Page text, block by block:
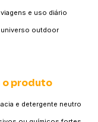
viagens e uso diário
universo outdoor
o produto
e detergente neutro